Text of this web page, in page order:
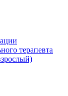
терапевта